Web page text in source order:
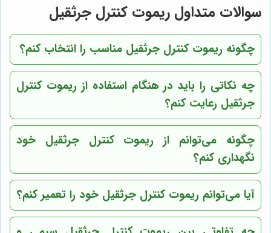
سوالات متداول ریموت کنترل جرثقیل
چگونه ریموت کنترل جرثقیل مناسب را انتخاب کنم؟
چه نکاتی را باید در هنگام استفاده از ریموت کنترل
جرثقیل رعایت کنم؟
چگونه می‌توانم از ریموت کنترل جرثقیل خود
نگهداری کنم؟
آیا می‌توانم ریموت کنترل جرثقیل خود را تعمیر کنم؟